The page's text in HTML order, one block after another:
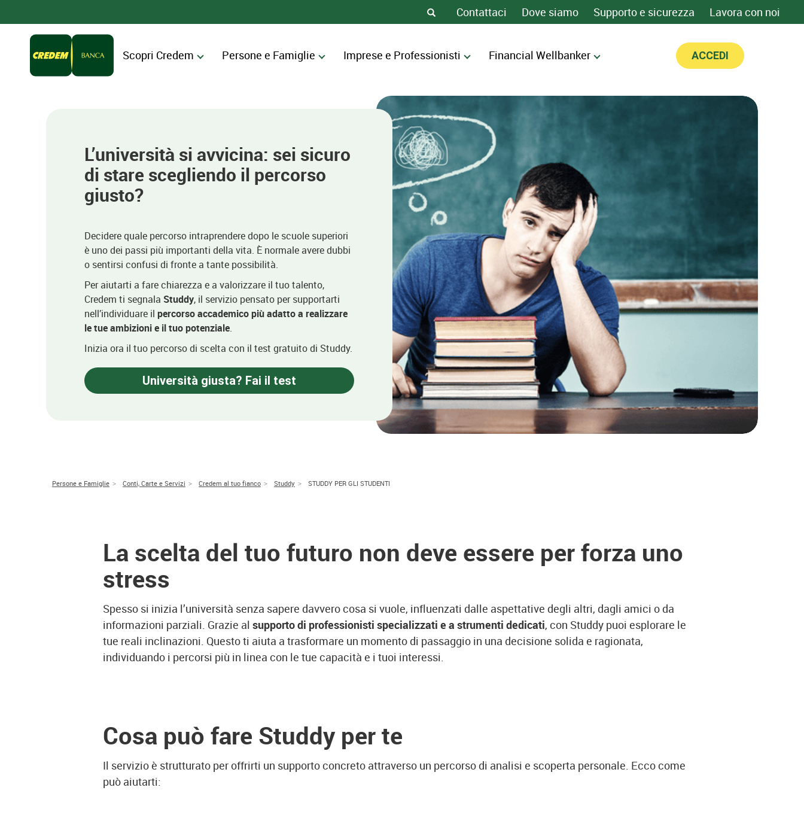
Contattaci Dove siamo Supporto e sicurezza Lavora con noi
Scopri Credem Persone e Famiglie Imprese e Professionisti Financial Wellbanker ACCEDI
L’università si avvicina: sei sicuro
di stare scegliendo il percorso
giusto?
Decidere quale percorso intraprendere dopo le scuole superiori
è uno dei passi più importanti della vita. È normale avere dubbi
o sentirsi confusi di fronte a tante possibilità.
Per aiutarti a fare chiarezza e a valorizzare il tuo talento,
Credem ti segnala Studdy, il servizio pensato per supportarti
nell’individuare il percorso accademico più adatto a realizzare
le tue ambizioni e il tuo potenziale.
Inizia ora il tuo percorso di scelta con il test gratuito di Studdy.
Università giusta? Fai il test
Persone e Famiglie Conti, Carte e Servizi Credem al tuo fianco Studdy STUDDY PER GLI STUDENTI
La scelta del tuo futuro non deve essere per forza uno
stress
Spesso si inizia l’università senza sapere davvero cosa si vuole, influenzati dalle aspettative degli altri, dagli amici o da
informazioni parziali. Grazie al supporto di professionisti specializzati e a strumenti dedicati, con Studdy puoi esplorare le
tue reali inclinazioni. Questo ti aiuta a trasformare un momento di passaggio in una decisione solida e ragionata,
individuando i percorsi più in linea con le tue capacità e i tuoi interessi.
Cosa può fare Studdy per te
Il servizio è strutturato per offrirti un supporto concreto attraverso un percorso di analisi e scoperta personale. Ecco come
può aiutarti: